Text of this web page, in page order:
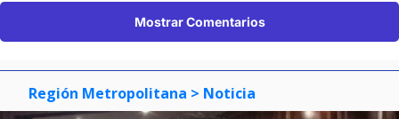
Mostrar Comentarios
Región Metropolitana > Noticia